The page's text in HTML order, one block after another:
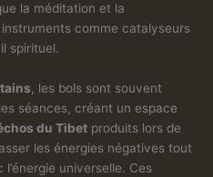
la méditation et la
comme catalyseurs
spirituel.
, les bols sont souvent
séances, créant un espace
du Tibet produits lors de
les énergies négatives tout
universelle. Ces